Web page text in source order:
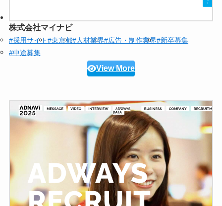
株式会社マイナビ
#採用サイト#東京都#人材業界#広告・制作業界#新卒募集
#中途募集
View More